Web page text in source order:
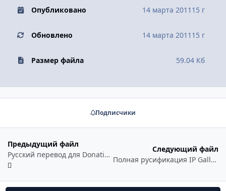
Опубликовано 14 марта 2011 15 г
Обновлено 14 марта 2011 15 г
Размер файла 59.04 Кб
Подписчики
Предыдущий файл
Русский перевод для Donation Tracker
Следующий файл
Полная русификация IP Gallery v 4.01-4.02/ Russian lang for IP Gallery v 4.01-4.02